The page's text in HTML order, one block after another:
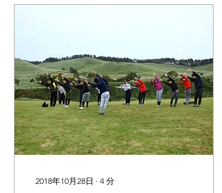
2018年10月28日 ∙ 4 分